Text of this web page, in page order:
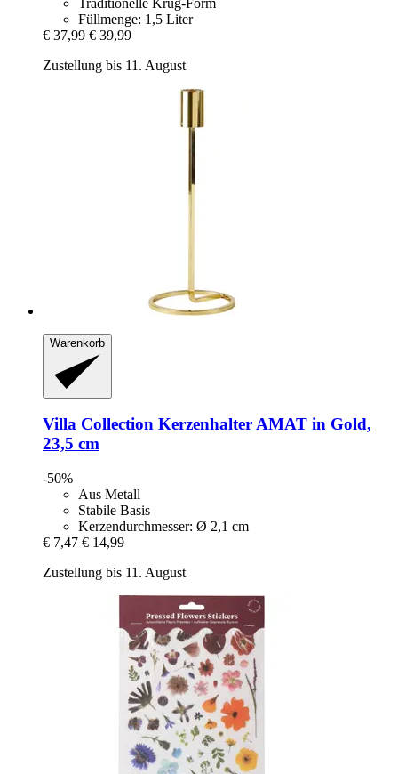
Traditionelle Krug-Form
Füllmenge: 1,5 Liter
€ 37,99 € 39,99
Zustellung bis 11. August
Warenkorb
Villa Collection Kerzenhalter AMAT in Gold,
23,5 cm
-50%
Aus Metall
Stabile Basis
Kerzendurchmesser: Ø 2,1 cm
€ 7,47 € 14,99
Zustellung bis 11. August